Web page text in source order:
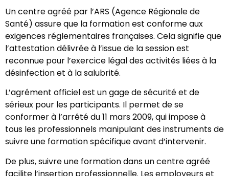
Un centre agréé par l’ARS (Agence Régionale de
Santé) assure que la formation est conforme aux
exigences réglementaires françaises. Cela signifie que
l’attestation délivrée à l’issue de la session est
reconnue pour l’exercice légal des activités liées à la
désinfection et à la salubrité.
L’agrément officiel est un gage de sécurité et de
sérieux pour les participants. Il permet de se
conformer à l’arrêté du 11 mars 2009, qui impose à
tous les professionnels manipulant des instruments de
suivre une formation spécifique avant d’intervenir.
De plus, suivre une formation dans un centre agréé
facilite l’insertion professionnelle. Les employeurs et